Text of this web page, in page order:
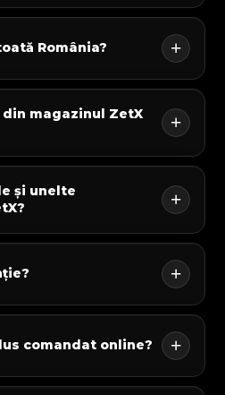
România?
magazinul ZetX
și unelte
comandat online?